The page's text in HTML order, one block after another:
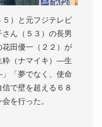
）と元フジテレビ
ん（５３）の長男
田優一（２２）が
粋（ナマイキ）―生
「夢でなく、使命
で壁を超える６８
を行った。